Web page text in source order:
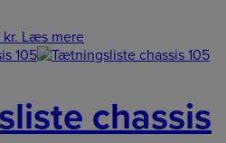
kr. Læs mere
chassis